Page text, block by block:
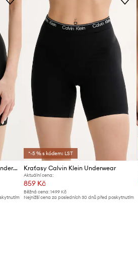
Modelující šortky Calvin Klein Underwear
*-5 % s kódem: LST
Kraťasy Calvin Klein Underwear
Aktuální cena:
859 Kč
Běžná cena: 1499 Kč
Nejnižší cena za posledních 30 dnů před poskytnutím